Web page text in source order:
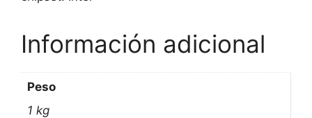
Información adicional
Peso
1 kg